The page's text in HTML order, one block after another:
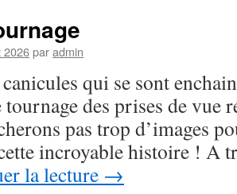
2026paradmin
qui se sont
des prises de vue
pas trop d’images
incroyable histoire ! A
la lecture →